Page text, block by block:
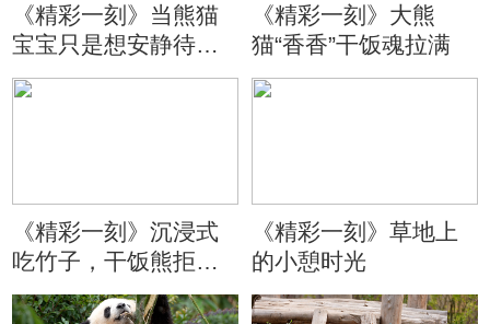
《精彩一刻》当熊猫
宝宝只是想安静待会
儿
《精彩一刻》大熊
猫“香香”干饭魂拉满
《精彩一刻》沉浸式
吃竹子，干饭熊拒绝
分心
《精彩一刻》草地上
的小憩时光